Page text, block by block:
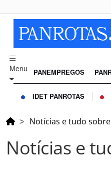
Menu PANEMPREGOS
IDET PANROTAS
Notícias e tudo
Notícias e